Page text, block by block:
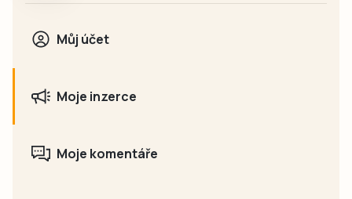
Můj účet
Moje inzerce
Moje komentáře